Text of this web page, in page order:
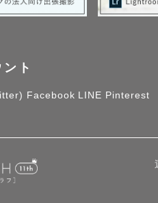
ト
Facebook LINE Pinterest